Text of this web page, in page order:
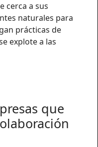
cerca a sus
naturales para
prácticas de
explote a las
que